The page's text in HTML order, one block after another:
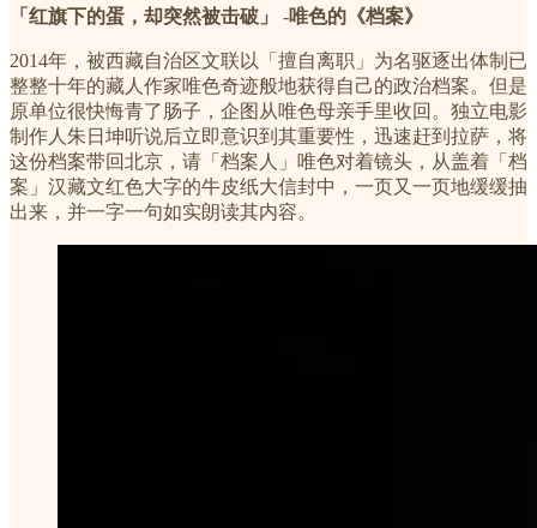
「红旗下的蛋，却突然被击破」 -唯色的《档案》
2014年，被西藏自治区文联以「擅自离职」为名驱逐出体制已
整整十年的藏人作家唯色奇迹般地获得自己的政治档案。但是
原单位很快悔青了肠子，企图从唯色母亲手里收回。独立电影
制作人朱日坤听说后立即意识到其重要性，迅速赶到拉萨，将
这份档案带回北京，请「档案人」唯色对着镜头，从盖着「档
案」汉藏文​​红色大字的牛皮纸大信封中，一页又一页地缓缓抽
出来，并一字一句如实朗读其内容。